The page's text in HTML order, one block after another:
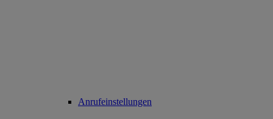
Anrufeinstellungen